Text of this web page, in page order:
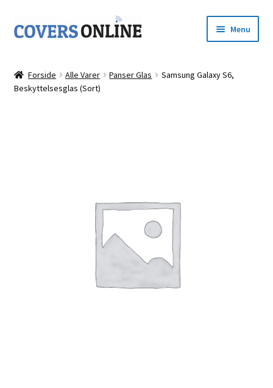
Spring
til
Spring
til
Menu
Shop
Forside Alle Varer Panser Glas
Samsung Galaxy S6,
Beskyttelsesglas (Sort)